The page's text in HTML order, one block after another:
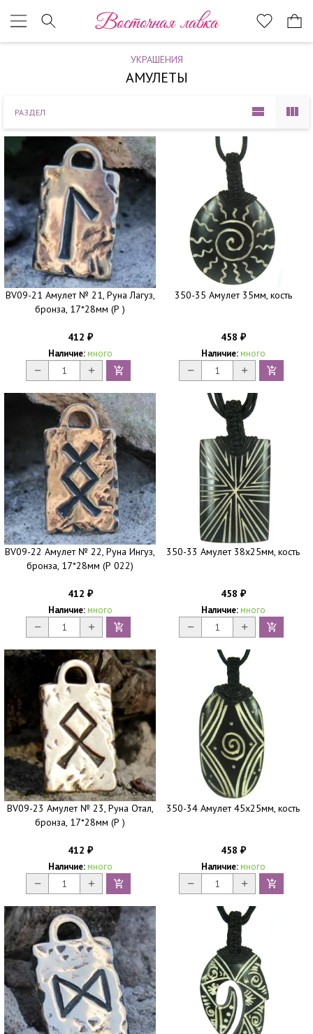
Восточная лавка
УКРАШЕНИЯ
АМУЛЕТЫ
РАЗДЕЛ
BV09-21 Амулет № 21, Руна Лагуз,
бронза, 17*28мм (Р )
412 ₽
Наличие: много
350-35 Амулет 35мм, кость
458 ₽
Наличие: много
BV09-22 Амулет № 22, Руна Ингуз,
бронза, 17*28мм (Р 022)
412 ₽
Наличие: много
350-33 Амулет 38х25мм, кость
458 ₽
Наличие: много
BV09-23 Амулет № 23, Руна Отал,
бронза, 17*28мм (Р )
412 ₽
Наличие: много
350-34 Амулет 45х25мм, кость
458 ₽
Наличие: много